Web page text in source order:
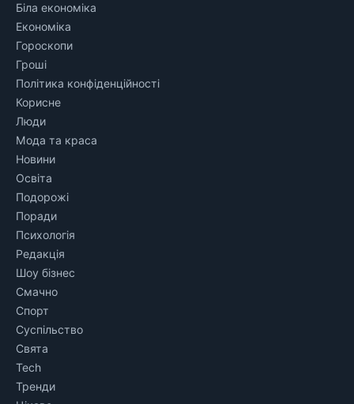
Біла економіка
Економіка
Гороскопи
Гроші
Політика конфіденційності
Корисне
Люди
Мода та краса
Новини
Освіта
Подорожі
Поради
Психологія
Редакція
Шоу бізнес
Смачно
Спорт
Суспільство
Свята
Tech
Тренди